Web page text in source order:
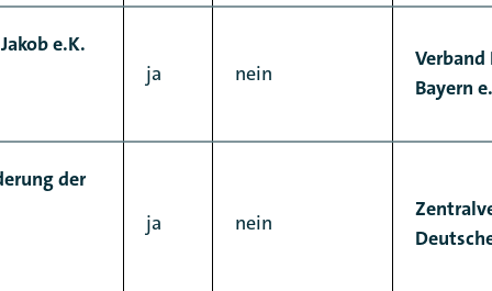
e.K.
ja
nein
Verband
Bayern
der
ja
nein